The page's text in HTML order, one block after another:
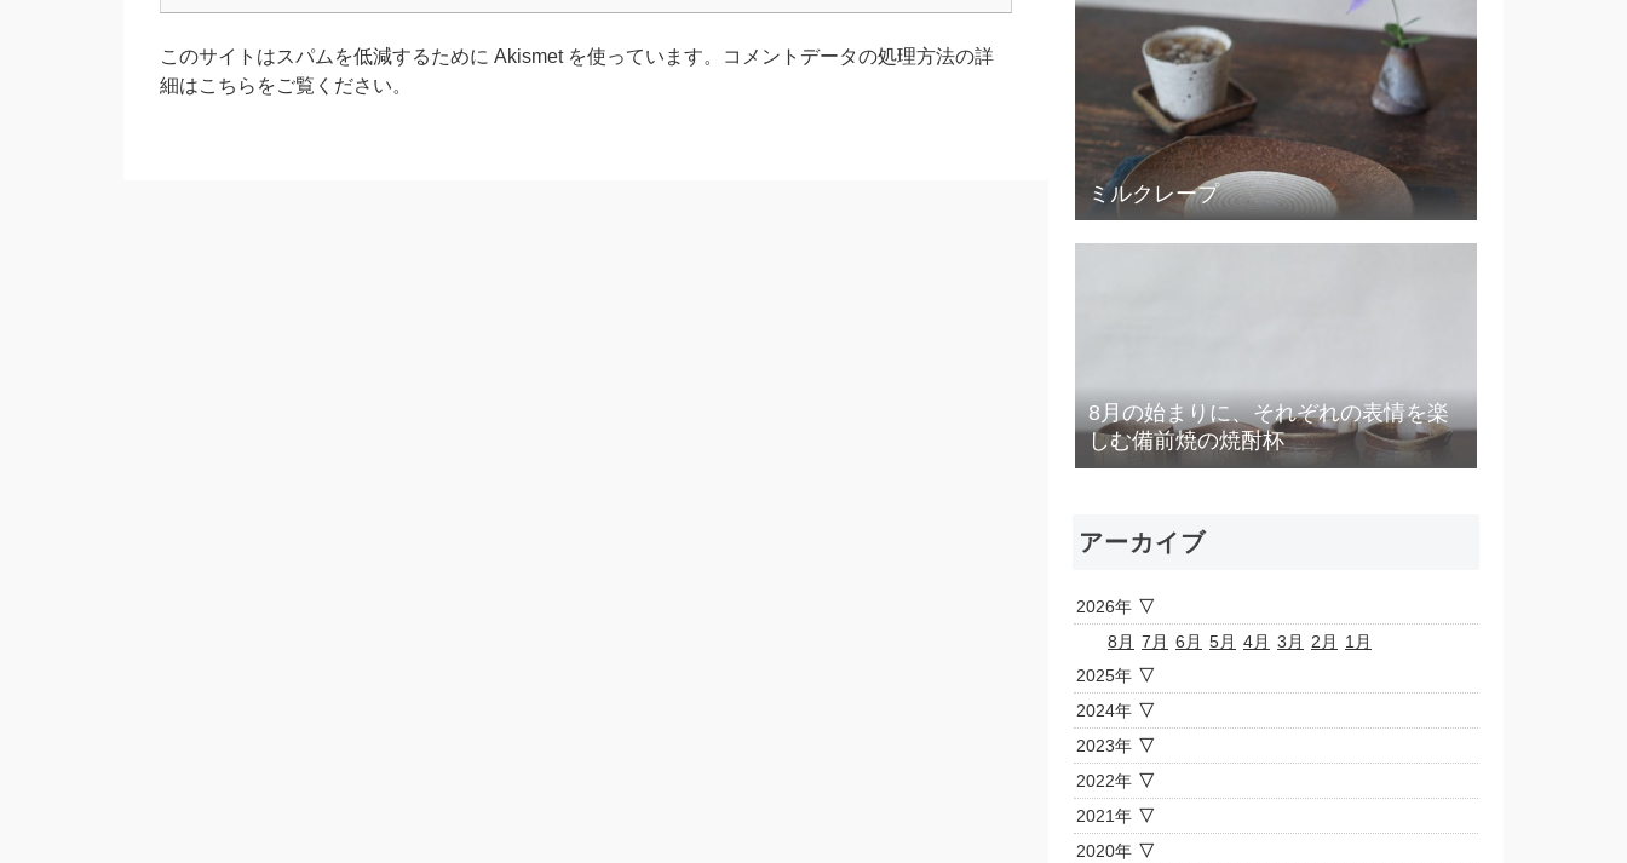
このサイトはスパムを低減するために Akismet を使っています。
コメントデータの処理方法の詳
細はこちらをご覧ください。
ミルクレープ
8月の始まりに、それぞれの表情を楽
しむ備前焼の焼酎杯
アーカイブ
2026年
8月 7月 6月 5月 4月 3月 2月
1月
2025年
2024年
2023年
2022年
2021年
2020年